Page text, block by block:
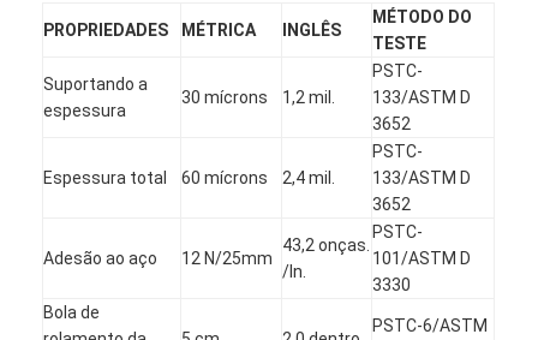
PROPRIEDADES MÉTRICA INGLÊS
MÉTODO DO
TESTE
Suportando a
espessura
30 mícrons 1,2 mil.
PSTC-
133/ASTM D
3652
Espessura total 60 mícrons 2,4 mil.
PSTC-
133/ASTM D
3652
Adesão ao aço 12 N/25mm
43,2 onças.
/In.
PSTC-
101/ASTM D
3330
Bola de
PSTC-6/ASTM